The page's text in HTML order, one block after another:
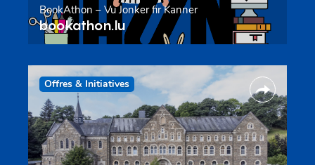
BookAthon – Vu Jonker fir Kanner
bookathon.lu
Offres & Initiatives